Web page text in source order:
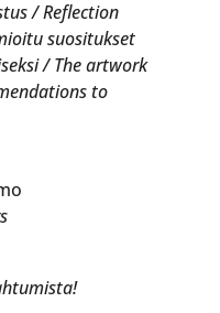
/ Reflection
suositukset
/ The artwork
to